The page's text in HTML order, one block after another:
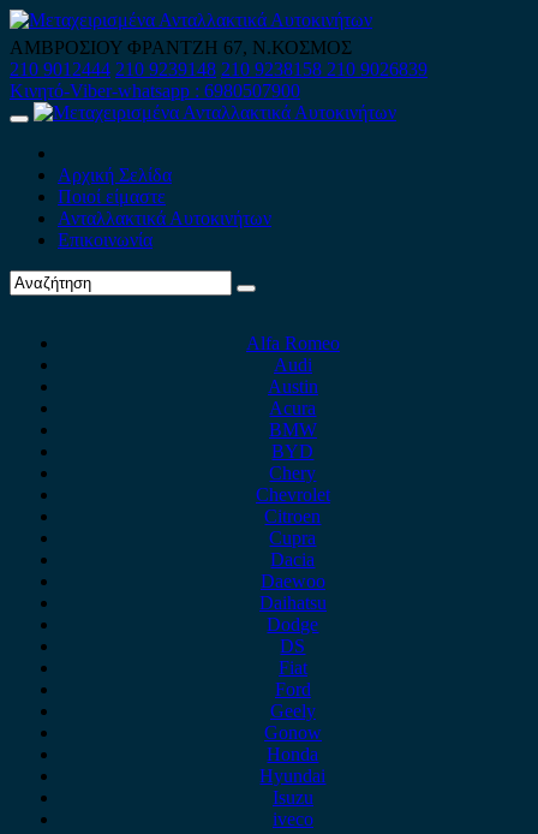
Skip
to
content
ΑΜΒΡΟΣΙΟΥ ΦΡΑΝΤΖΗ 67, Ν.ΚΟΣΜΟΣ
210 9012444 210 9239148 210 9238158 210 9026839
Κινητό-Viber-whatsapp : 6980507900
Primary
Αρχική Σελίδα
Ποιοί είμαστε
Ανταλλακτικά Αυτοκινήτων
Επικοινωνία
Alfa Romeo
Audi
Austin
Acura
BMW
BYD
Chery
Chevrolet
Citroen
Cupra
Dacia
Daewoo
Daihatsu
Dodge
DS
Fiat
Ford
Geely
Gonow
Honda
Hyundai
Isuzu
iveco